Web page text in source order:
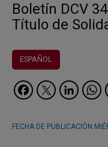
Boletín DCV
Título de
ESPAÑOL
FECHA DE PUBLICACIÓN